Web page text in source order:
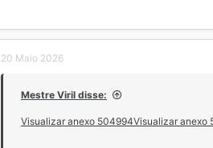
20 Maio 2026
Mestre Viril disse:
Visualizar anexo 504994Visualizar anexo